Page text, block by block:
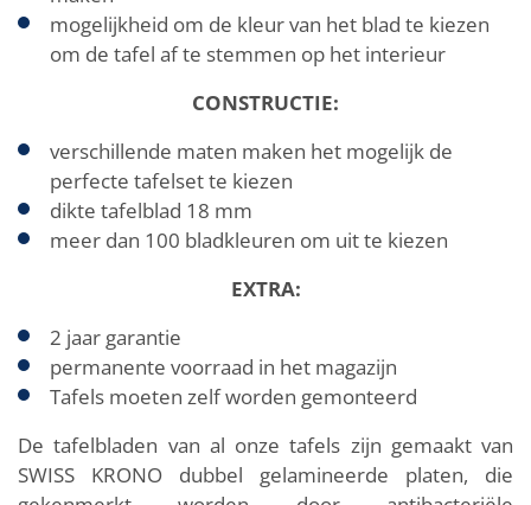
mogelijkheid om de kleur van het blad te kiezen
om de tafel af te stemmen op het interieur
CONSTRUCTIE:
verschillende maten maken het mogelijk de
perfecte tafelset te kiezen
dikte tafelblad 18 mm
meer dan 100 bladkleuren om uit te kiezen
EXTRA:
2 jaar garantie
permanente voorraad in het magazijn
Tafels moeten zelf worden gemonteerd
De tafelbladen van al onze tafels zijn gemaakt van
SWISS KRONO dubbel gelamineerde platen, die